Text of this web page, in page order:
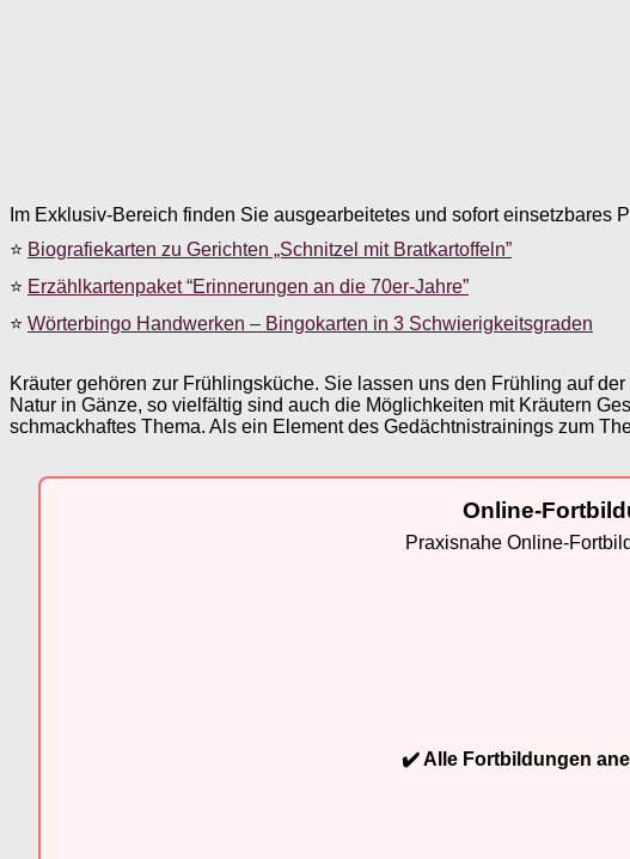
Im Exklusiv-Bereich finden Sie ausgearbeitetes und sofort einsetzbares
⭐ Biografiekarten zu Gerichten „Schnitzel mit Bratkartoffeln”
⭐ Erzählkartenpaket “Erinnerungen an die 70er-Jahre”
⭐ Wörterbingo Handwerken – Bingokarten in 3 Schwierigkeitsgraden
Kräuter gehören zur Frühlingsküche. Sie lassen uns den Frühling auf
Natur in Gänze, so vielfältig sind auch die Möglichkeiten mit Kräutern
schmackhaftes Thema. Als ein Element des Gedächtnistrainings zum
Online-
Praxisnahe Online-
✔️ Alle Fortbildungen